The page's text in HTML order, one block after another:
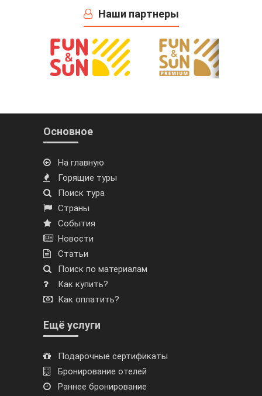
Наши партнеры
Основное
На главную
Горящие туры
Поиск тура
Страны
События
Новости
Статьи
Поиск по материалам
Как купить?
Как оплатить?
Ещё услуги
Подарочные сертификаты
Бронирование отелей
Раннее бронирование